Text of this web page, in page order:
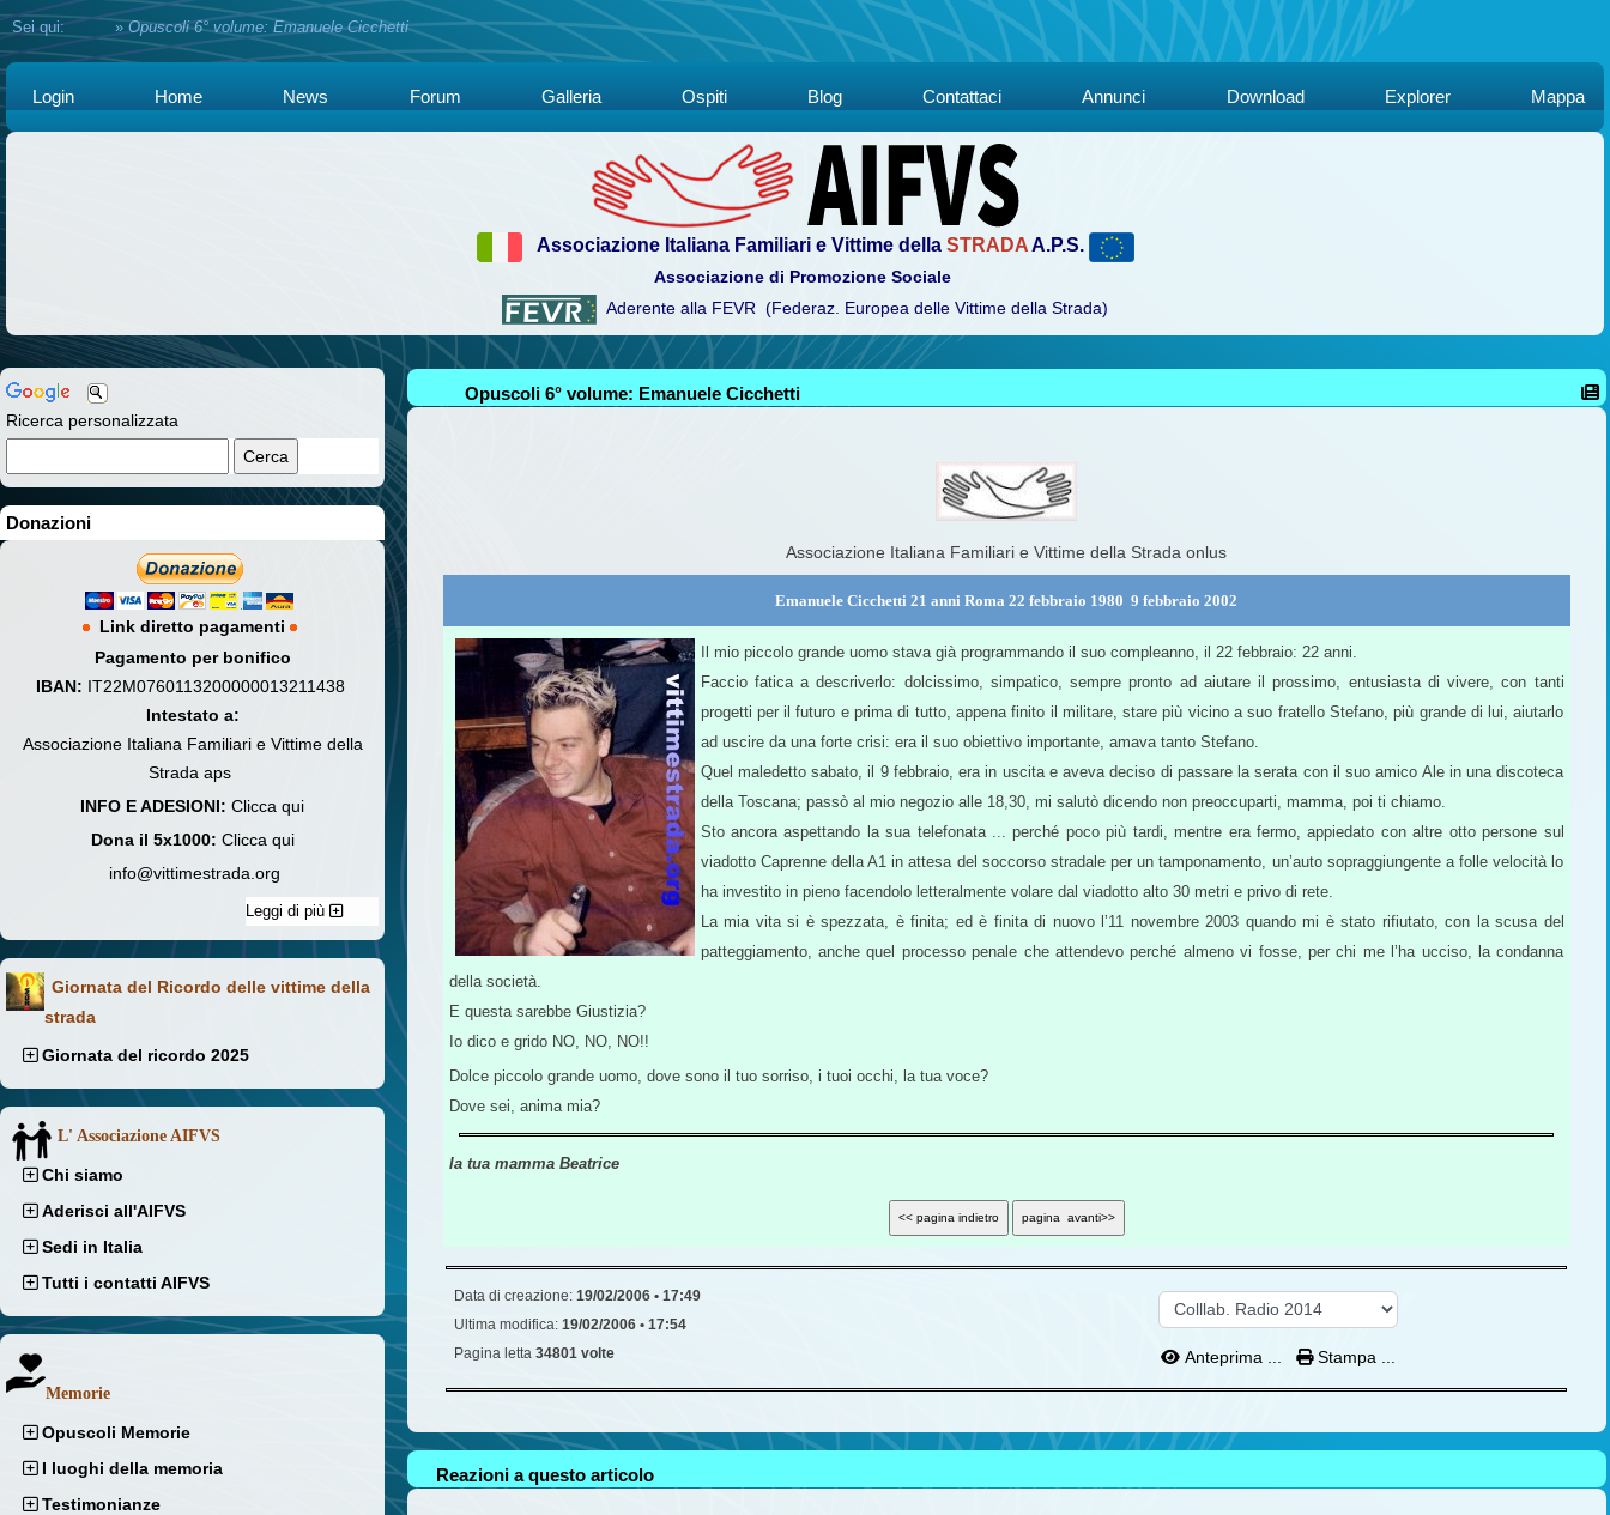
Sei qui:Home »Opuscoli 6° volume: Emanuele Cicchetti
Login Home News Forum Galleria Ospiti Blog Contattaci Annunci Download Explorer Mappa
Associazione Italiana Familiari e Vittime della STRADAA.P.S.
Associazione di Promozione Sociale
Aderente alla FEVR (Federaz. Europea delle Vittime della Strada)
Ricerca personalizzata
Donazioni
Link diretto pagamenti
Pagamento per bonifico
IBAN: IT22M0760113200000013211438
Intestato a:
Associazione Italiana Familiari e Vittime della
Strada aps
INFO E ADESIONI: Clicca qui
Dona il 5x1000: Clicca qui
info@vittimestrada.org
Leggi di più
Giornata del Ricordo delle vittime della
strada
Giornata del ricordo 2025
L' Associazione AIFVS
Chi siamo
Aderisci all'AIFVS
Sedi in Italia
Tutti i contatti AIFVS
Memorie
Opuscoli Memorie
I luoghi della memoria
Testimonianze
Opuscoli 6° volume: Emanuele Cicchetti
Associazione Italiana Familiari e Vittime della Strada onlus
Emanuele Cicchetti 21 anni Roma 22 febbraio 1980  9 febbraio 2002
Il mio piccolo grande uomo stava già programmando il suo compleanno, il 22 febbraio: 22 anni.
Faccio fatica a descriverlo: dolcissimo, simpatico, sempre pronto ad aiutare il prossimo, entusiasta di vivere, con tanti
progetti per il futuro e prima di tutto, appena finito il militare, stare più vicino a suo fratello Stefano, più grande di lui, aiutarlo
ad uscire da una forte crisi: era il suo obiettivo importante, amava tanto Stefano.
Quel maledetto sabato, il 9 febbraio, era in uscita e aveva deciso di passare la serata con il suo amico Ale in una discoteca
della Toscana; passò al mio negozio alle 18,30, mi salutò dicendo non preoccuparti, mamma, poi ti chiamo.
Sto ancora aspettando la sua telefonata ... perché poco più tardi, mentre era fermo, appiedato con altre otto persone sul
viadotto Caprenne della A1 in attesa del soccorso stradale per un tamponamento, un’auto sopraggiungente a folle velocità lo
ha investito in pieno facendolo letteralmente volare dal viadotto alto 30 metri e privo di rete.
La mia vita si è spezzata, è finita; ed è finita di nuovo l’11 novembre 2003 quando mi è stato rifiutato, con la scusa del
patteggiamento, anche quel processo penale che attendevo perché almeno vi fosse, per chi me l’ha ucciso, la condanna
della società.
E questa sarebbe Giustizia?
Io dico e grido NO, NO, NO!!
Dolce piccolo grande uomo, dove sono il tuo sorriso, i tuoi occhi, la tua voce?
Dove sei, anima mia?
la tua mamma Beatrice
Data di creazione: 19/02/2006 • 17:49
Ultima modifica: 19/02/2006 • 17:54
Pagina letta 34801 volte Anteprima ... Stampa ...
Reazioni a questo articolo